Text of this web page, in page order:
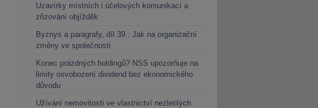
Uzavírky místních i účelových komunikací a
zřizování objížděk
Byznys a paragrafy, díl 39.: Jak na organizační
změny ve společnosti
Konec prázdných holdingů? NSS upozorňuje na
limity osvobození dividend bez ekonomického
důvodu
Užívání nemovitosti ve vlastnictví nezletilých